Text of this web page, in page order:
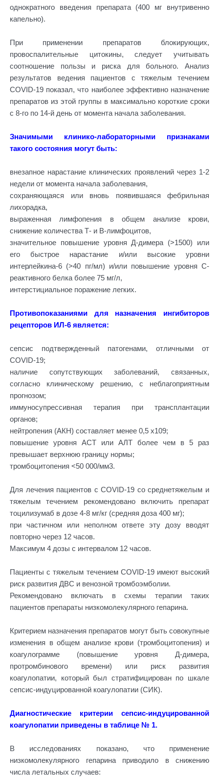
однократного введения препарата (400 мг внутривенно
капельно).
При применении препаратов блокирующих,
провоспалительные цитокины, следует учитывать
соотношение пользы и риска для больного. Анализ
результатов ведения пациентов с тяжелым течением
COVID-19 показал, что наиболее эффективно назначение
препаратов из этой группы в максимально короткие сроки
с 8-го по 14-й день от момента начала заболевания.
Значимыми клинико-лабораторными признаками
такого состояния могут быть:
внезапное нарастание клинических проявлений через 1-2
недели от момента начала заболевания,
сохраняющаяся или вновь появившаяся фебрильная
лихорадка,
выраженная лимфопения в общем анализе крови,
снижение количества Т- и В-лимфоцитов,
значительное повышение уровня Д-димера (>1500) или
его быстрое нарастание и/или высокие уровни
интерлейкина-6 (>40 пг/мл) и/или повышение уровня С-
реактивного белка более 75 мг/л,
интерстициальное поражение легких.
Противопоказаниями для назначения ингибиторов
рецепторов ИЛ-6 является:
сепсис подтвержденный патогенами, отличными от
COVID-19;
наличие сопутствующих заболеваний, связанных,
согласно клиническому решению, с неблагоприятным
прогнозом;
иммуносупрессивная терапия при трансплантации
органов;
нейтропения (АКН) составляет менее 0,5 х109;
повышение уровня АСТ или АЛТ более чем в 5 раз
превышает верхнюю границу нормы;
тромбоцитопения <50 000/мм3.
Для лечения пациентов с COVID-19 со среднетяжелым и
тяжелым течением рекомендовано включить препарат
тоцилизумаб в дозе 4-8 мг/кг (средняя доза 400 мг);
при частичном или неполном ответе эту дозу вводят
повторно через 12 часов.
Максимум 4 дозы с интервалом 12 часов.
Пациенты с тяжелым течением COVID-19 имеют высокий
риск развития ДВС и венозной тромбоэмболии.
Рекомендовано включать в схемы терапии таких
пациентов препараты низкомолекулярного гепарина.
Критерием назначения препаратов могут быть совокупные
изменения в общем анализе крови (тромбоцитопения) и
коагулограмме (повышение уровня Д-димера,
протромбинового времени) или риск развития
коагулопатии, который был стратифицирован по шкале
сепсис-индуцированной коагулопатии (СИК).
Диагностические критерии сепсис-индуцированной
коагулопатии приведены в таблице № 1.
В исследованиях показано, что применение
низкомолекулярного гепарина приводило в снижению
числа летальных случаев: